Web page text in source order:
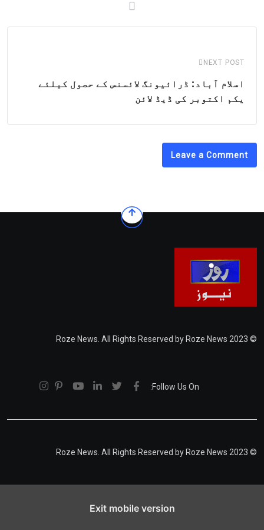
NEXT POST
اسلام آباد: ڈرائیونگ لائسنس کے حصول کیلئے
یکم اکتوبر کی ڈیڈ لائن
Leave a Comment
© 2023 Roze News. All Rights Reserved by Roze News
Follow Us On:
© 2023 Roze News. All Rights Reserved by Roze News
Exit mobile version